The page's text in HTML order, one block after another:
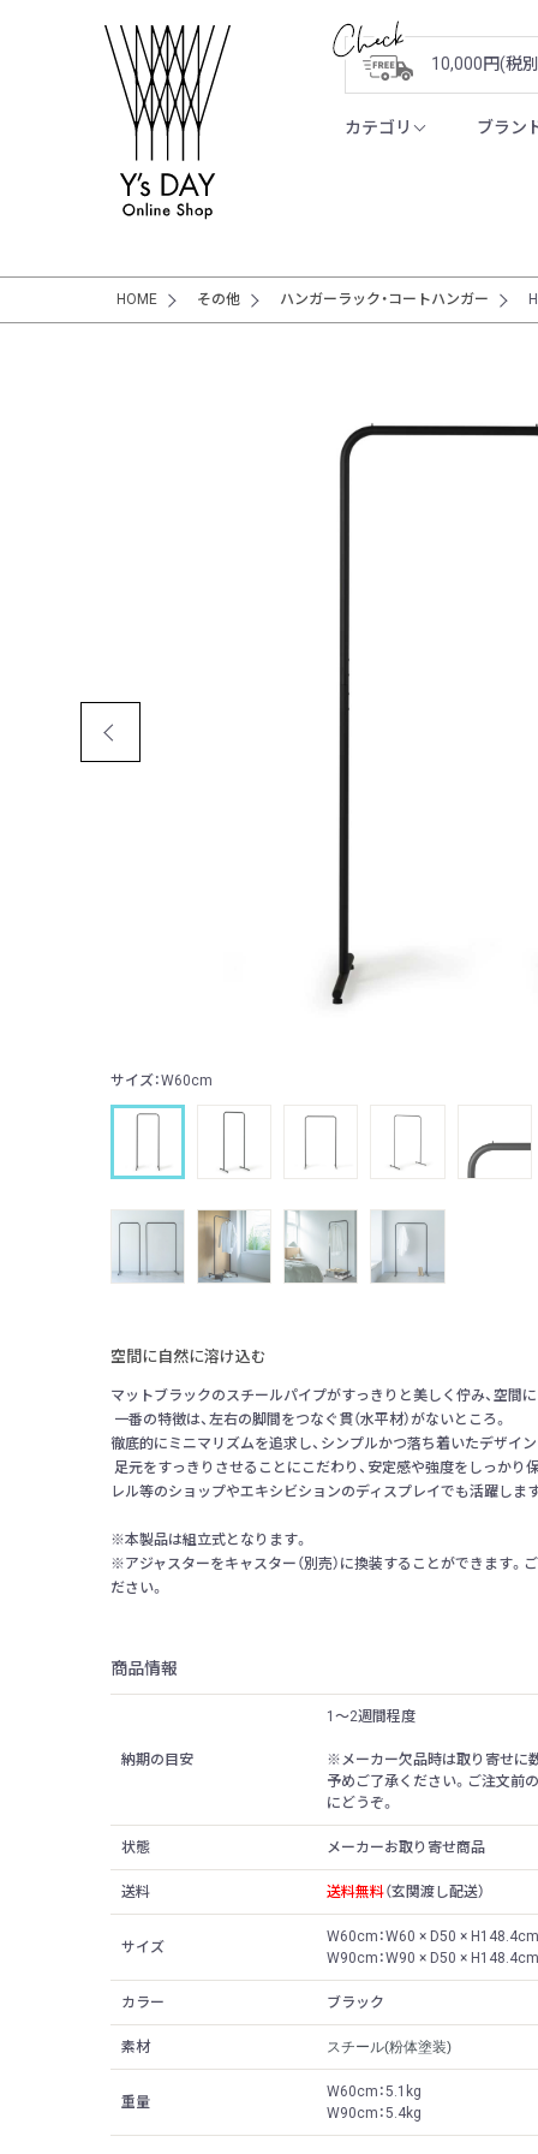
10,000円(税
カテゴリ ブラン
HOME その他 ハンガーラック・コートハンガー
サイズ：W60cm
空間に自然に溶け込む
マットブラックのスチールパイプがすっきりと美しく佇み、空間に
一番の特徴は、左右の脚間をつなぐ貫（水平材）がないところ。
徹底的にミニマリズムを追求し、シンプルかつ落ち着いたデザイ
足元をすっきりさせることにこだわり、安定感や強度をしっかり
レル等のショップやエキシビションのディスプレイでも活躍しま
※本製品は組立式となります。
※アジャスターをキャスター（別売）に換装することができます。
ださい。
商品情報
納期の目安
1〜2週間程度
※メーカー欠品時は取り寄せに
予めご了承ください。ご注文前
にどうぞ。
状態 メーカーお取り寄せ商品
送料 送料無料（玄関渡し配送）
サイズ
W60cm：W60 × D50 × H148.4cm
W90cm：W90 × D50 × H148.4cm
カラー ブラック
素材 スチール(粉体塗装)
重量
W60cm：5.1kg
W90cm：5.4kg